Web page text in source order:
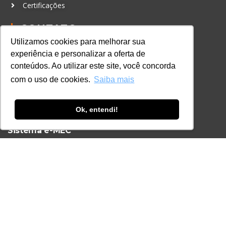
Utilizamos cookies para melhorar sua
experiência e personalizar a oferta de
conteúdos. Ao utilizar este site, você concorda
com o uso de cookies. Saiba mais
Ok, entendi!
Certificações
CONTATO
+55 11 3259-2837
+55 11 98924-8322
contato@lec.com.br
Consulte aqui o cadastro da Instituição no
Sistema e-MEC